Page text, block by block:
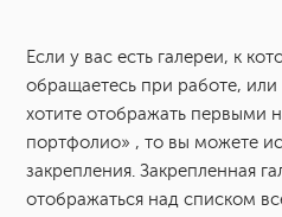
Как изменить адрес галереи
Настройка оформления
Vigbo»
Если у вас есть галереи, к
обращаетесь при работе, или
хотите отображать первыми
портфолио» , то вы можете
закрепления. Закрепленная
отображаться над списком